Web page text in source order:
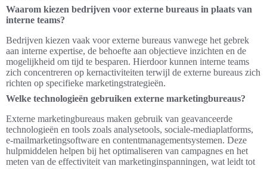
Waarom kiezen bedrijven voor externe bureaus in plaats van
interne teams?
Bedrijven kiezen vaak voor externe bureaus vanwege het gebrek
aan interne expertise, de behoefte aan objectieve inzichten en de
mogelijkheid om tijd te besparen. Hierdoor kunnen interne teams
zich concentreren op kernactiviteiten terwijl de externe bureaus zich
richten op specifieke marketingstrategieën.
Welke technologieën gebruiken externe marketingbureaus?
Externe marketingbureaus maken gebruik van geavanceerde
technologieën en tools zoals analysetools, sociale-mediaplatforms,
e-mailmarketingsoftware en contentmanagementsystemen. Deze
hulpmiddelen helpen bij het optimaliseren van campagnes en het
meten van de effectiviteit van marketinginspanningen, wat leidt tot